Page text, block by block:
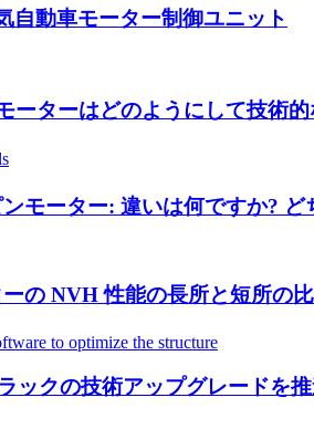
自動車モーター制御ユニット
ーターはどのようにして技術
モーター: 違いは何ですか?
の NVH 性能の長所と短所の
ックの技術アップグレードを